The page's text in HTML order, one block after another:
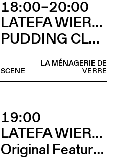
18:00–20:00
LATEFA WIERSCH & EMMA MURRAY
PUDDING CLUB
LA MÉNAGERIE DE
VERRE
SCENE
19:00
LATEFA WIERSCH
Original Features